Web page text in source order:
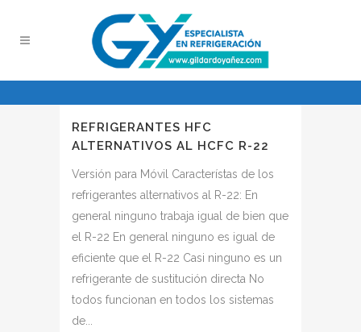
REFRIGERANTES HFC
ALTERNATIVOS AL HCFC R-22
Versión para Móvil Característas de los
refrigerantes alternativos al R-22: En
general ninguno trabaja igual de bien que
el R-22 En general ninguno es igual de
eficiente que el R-22 Casi ninguno es un
refrigerante de sustitución directa No
todos funcionan en todos los sistemas
de...